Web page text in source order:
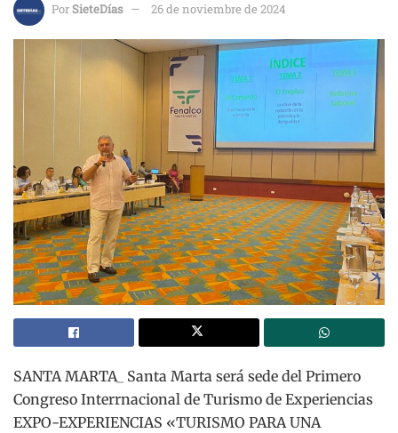
PorSieteDías 26 de noviembre de 2024
SANTA MARTA_ Santa Marta será sede del Primero
Congreso Interrnacional de Turismo de Experiencias
EXPO-EXPERIENCIAS «TURISMO PARA UNA